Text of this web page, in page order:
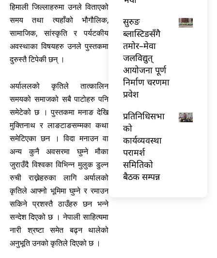
हिमाली जिल्लाहरुमा उनले विताएको
समय तथा त्यहाँको भौगौलिक,
सामाजिक, सांस्कृति र पर्यटकीय
अवस्थाका विषयहरु उनले पुस्तकमा
दुरुस्तै टिपेकी छन् ।
अर्याललको कृतिले तात्कालिन
समयको समाजको सबै पाटोहरु पनि
समेटेको छ । पुस्तकमा मनाङ देखि
मुक्तिनाथ र लाङटाङसम्मका कथा
समेटिएका छन । विदा मनाउन वा
अन्य कुनै अवसरमा घुम्ने मौका
जुराउँदै विश्वका विभिन्न मुलुक डुल्न
रुची राख्नेहरुका लागि अर्यालको
कृतिले आफ्नो भूमिमा घुम्ने र रमाउन
सकिने प्रशस्तै ठाउँहरु छन भन्ने
सन्देश दिएको छ । नेपाली साहित्यमा
नारी श्रष्टा समेत बढ्न थालेको
अनुभूति उनको कृतिले दिएको छ ।
सुरुङ
ब्लास्टिङसँगै
तमोर–मेवा
जलविद्युत्
आयोजना पूर्ण
निर्माण चरणमा
प्रवेश
प्रतिनिधिसभा
को
कार्यव्यवस्था
परामर्श
समितिको
बैठक सम्पन्न